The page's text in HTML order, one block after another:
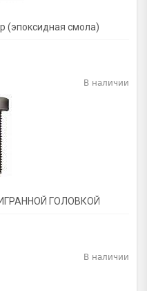
(эпоксидная смола)
ГОЛОВКОЙ
В наличии
В наличии